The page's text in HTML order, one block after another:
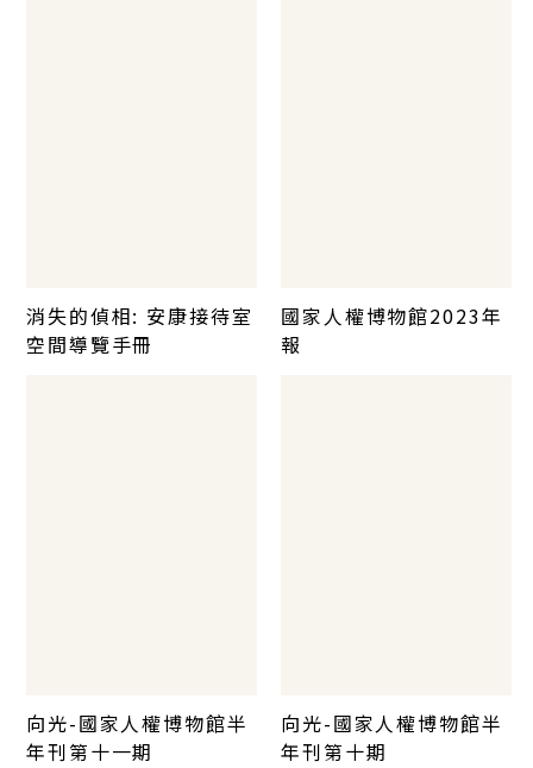
消失的偵相: 安康接待室
空間導覽手冊
國家人權博物館2023年
報
向光-國家人權博物館半
年刊第十一期
向光-國家人權博物館半
年刊第十期